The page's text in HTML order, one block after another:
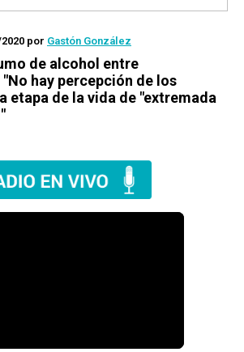
por Gastón González
de alcohol entre
hay percepción de los
etapa de la vida de "extremada